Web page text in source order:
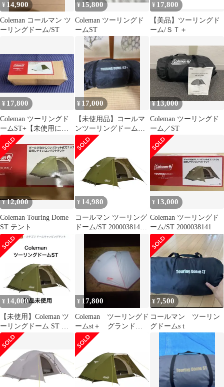
¥ 14,900
Coleman コールマン ツ
ーリングドーム/ST
¥ 15,800
Coleman ツーリングド
ームST
¥ 17,800
【美品】ツーリングド
ーム/ＳＴ＋
¥ 17,800
Coleman ツーリングド
ームST+【未使用に近
い】
¥ 17,000
【未使用品】コールマ
ンツーリングドーム
ST+
¥13,000
Coleman ツーリングド
ーム／ST
¥12,000
Coleman Touring Dome
ST テント
¥ 14,980
コールマン ツーリング
ドーム/ST 2000038141
¥ 13,000
Coleman ツーリングド
ーム/ST 2000038141
¥ 14,000
【未使用】Coleman ツ
ーリングドーム ST オ
リーブ キャンプ ア
ウトドア
¥ 17,800
Coleman ツーリングド
ームst＋ グランドシ
ート、キャノピーポー
ル付きです
¥7,500
コールマン ツーリン
グドームs t